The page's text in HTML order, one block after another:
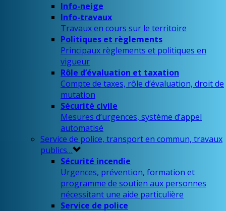
Info-neige
Info-travaux
Travaux en cours sur le territoire
Politiques et règlements
Principaux règlements et politiques en
vigueur
Rôle d’évaluation et taxation
Compte de taxes, rôle d’évaluation, droit de
mutation
Sécurité civile
Mesures d’urgences, système d’appel
automatisé
Service de police, transport en commun, travaux
publics…
Sécurité incendie
Urgences, prévention, formation et
programme de soutien aux personnes
nécessitant une aide particulière
Service de police